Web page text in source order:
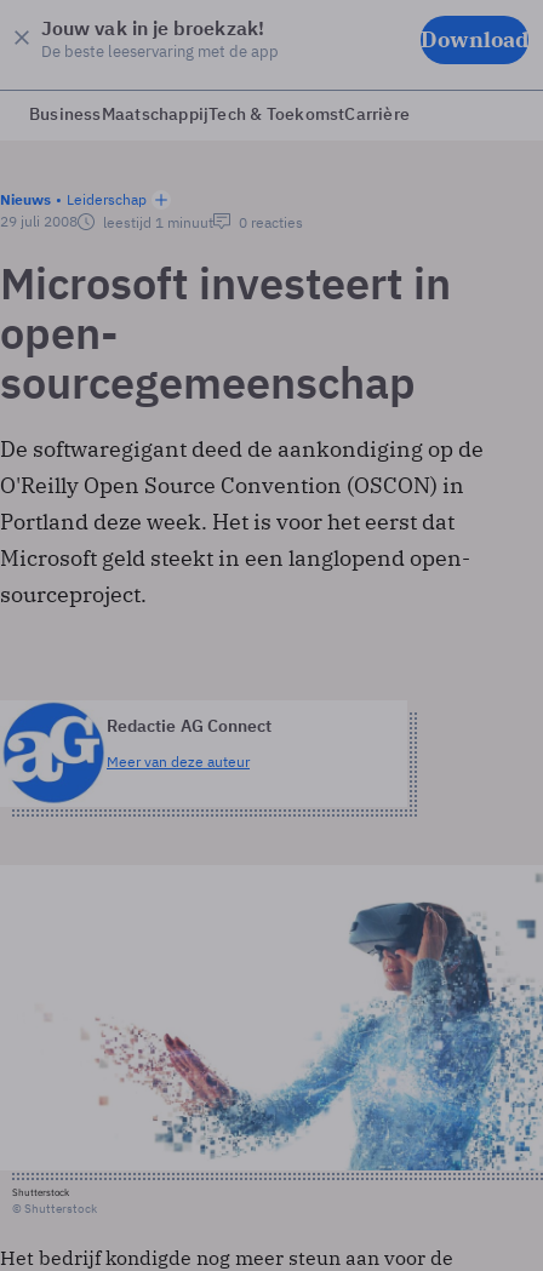
Jouw vak in je broekzak!
De beste leeservaring met de app Download
BusinessMaatschappijTech & ToekomstCarrière
Nieuws
Leiderschap
29 juli 2008
leestijd 1 minuut 0 reacties
Microsoft investeert in
open-
sourcegemeenschap
De softwaregigant deed de aankondiging op de
O'Reilly Open Source Convention (OSCON) in
Portland deze week. Het is voor het eerst dat
Microsoft geld steekt in een langlopend open-
sourceproject.
Redactie AG Connect
Meer van deze auteur
Shutterstock
© Shutterstock
Het bedrijf kondigde nog meer steun aan voor de